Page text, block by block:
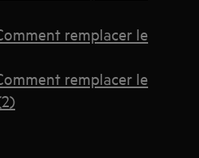
remplacer le
remplacer le